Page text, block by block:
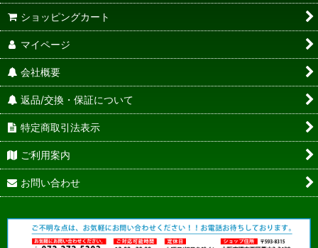
ショッピングカート
マイページ
会社概要
返品/交換・保証について
特定商取引法表示
ご利用案内
お問い合わせ